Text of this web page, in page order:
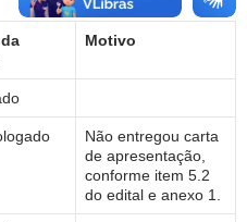
Motivo
Não entregou carta
de apresentação,
conforme item 5.2
do edital e anexo 1.